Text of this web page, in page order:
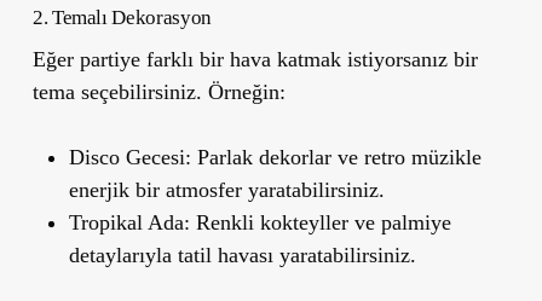
2. Temalı Dekorasyon
Eğer partiye farklı bir hava katmak istiyorsanız bir
tema seçebilirsiniz. Örneğin:
Disco Gecesi: Parlak dekorlar ve retro müzikle
enerjik bir atmosfer yaratabilirsiniz.
Tropikal Ada: Renkli kokteyller ve palmiye
detaylarıyla tatil havası yaratabilirsiniz.